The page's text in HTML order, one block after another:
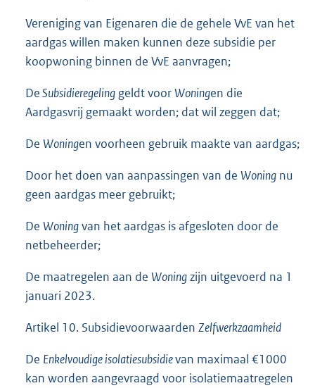
Vereniging van Eigenaren die de gehele VvE van het
aardgas willen maken kunnen deze subsidie per
koopwoning binnen de VvE aanvragen;
DeSubsidieregeling geldt voorWoningen die
Aardgasvrij gemaakt worden; dat wil zeggen dat;
De Woningen voorheen gebruik maakte van aardgas;
Door het doen van aanpassingen van de Woning nu
geen aardgas meer gebruikt;
De Woningvan het aardgas is afgesloten door de
netbeheerder;
De maatregelen aan de Woningzijn uitgevoerd na 1
januari 2023.
Artikel 10. Subsidievoorwaarden Zelfwerkzaamheid
De Enkelvoudige isolatiesubsidievan maximaal €1000
kan worden aangevraagd voor isolatiemaatregelen